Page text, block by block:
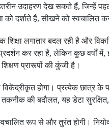
उदाहरण देख सकते हैं, जिन्हें
को दर्शाते हैं, सीखने को
लगातार बदल रही है और
कर रहा है, लेकिन कुछ
प्रारूपों की कुंजी है।
होगा। प्रत्येक छात्र के
तकनीक की बदौलत, यह डेटा
रूप से और तुरंत होगी।